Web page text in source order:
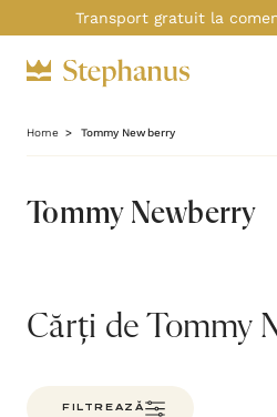
Transport gratuit la
Home Tommy Newberry
Tommy Newberry
Cărți de Tommy
FILTREAZĂ